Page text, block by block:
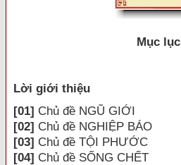
Mục lục
Lời giới thiệu
[01] Chủ đề NGŨ GIỚI
[02] Chủ đề NGHIỆP BÁO
[03] Chủ đề TỘI PHƯỚC
[04] Chủ đề SỐNG CHẾT